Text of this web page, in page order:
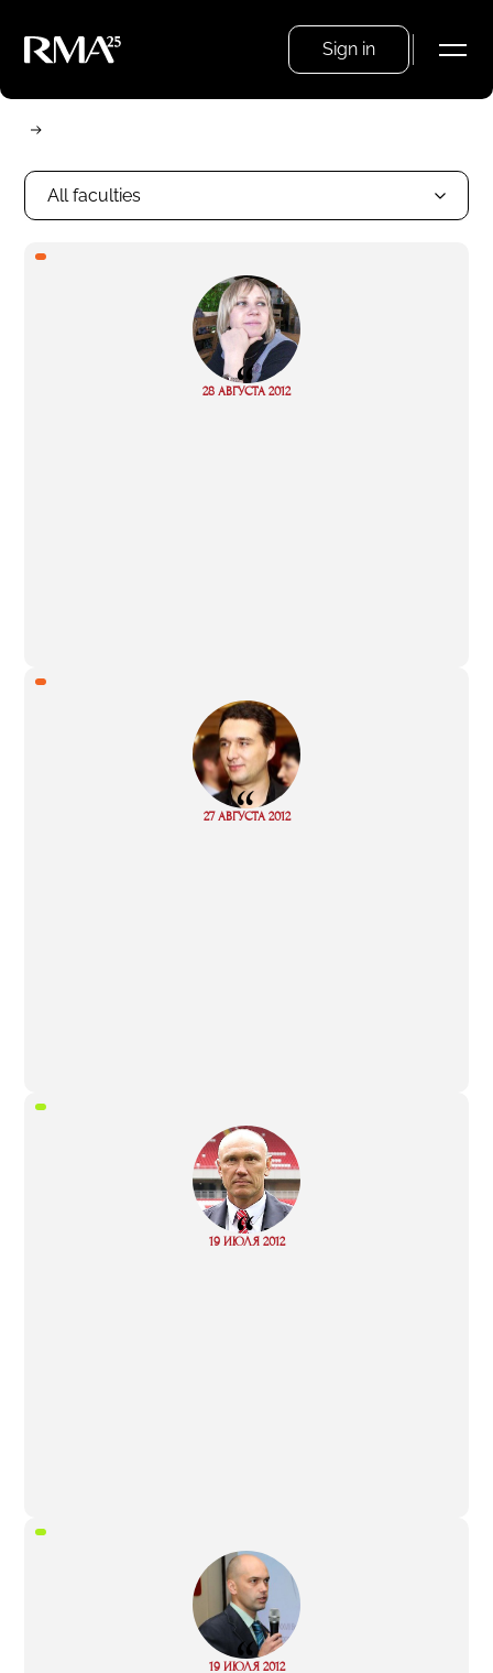
Sign in
All faculties
“
28 АВГУСТА 2012
Read
“
27 АВГУСТА 2012
Read
“
19 ИЮЛЯ 2012
Read
19 ИЮЛЯ 2012
Read